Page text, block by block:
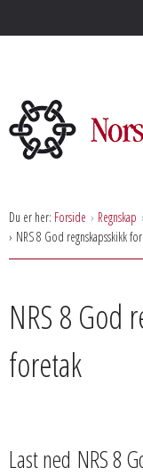
Du er her: Forside Regnskap
NRS 8 God regnskapsskikk
NRS 8 God
foretak
Last ned NRS 8